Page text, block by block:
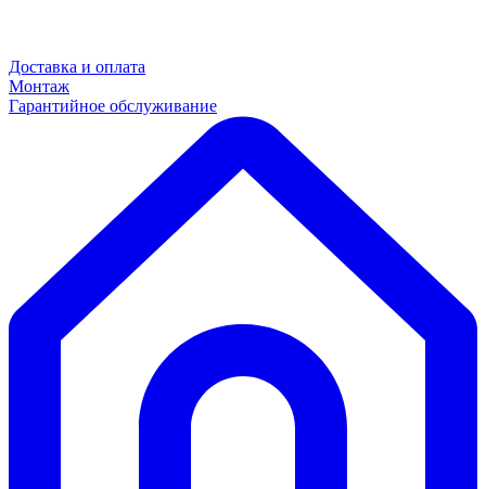
Доставка и оплата
Монтаж
Гарантийное обслуживание